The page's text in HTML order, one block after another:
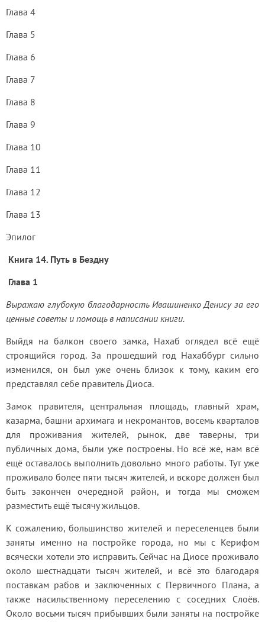
Глава 4
Глава 5
Глава 6
Глава 7
Глава 8
Глава 9
Глава 10
Глава 11
Глава 12
Глава 13
Эпилог
Книга 14. Путь в Бездну
Глава 1
Выражаю глубокую благодарность Ивашиненко Денису за его
ценные советы и помощь в написании книги.
Выйдя на балкон своего замка, Нахаб оглядел всё ещё
строящийся город. За прошедший год Нахаббург сильно
изменился, он был уже очень близок к тому, каким его
представлял себе правитель Диоса.
Замок правителя, центральная площадь, главный храм,
казарма, башни архимага и некромантов, восемь кварталов
для проживания жителей, рынок, две таверны, три
публичных дома, были уже построены. Но всё же, нам всё
ещё оставалось выполнить довольно много работы. Тут уже
проживало более пяти тысяч жителей, и вскоре должен был
быть закончен очередной район, и тогда мы сможем
разместить ещё тысячу жильцов.
К сожалению, большинство жителей и переселенцев были
заняты именно на постройке города, но мы с Керифом
всячески хотели это исправить. Сейчас на Диосе проживало
около шестнадцати тысяч жителей, и всё это благодаря
поставкам рабов и заключенных с Первичного Плана, а
также насильственному переселению с соседних Слоёв.
Около восьми тысяч прибывших были заняты на постройке